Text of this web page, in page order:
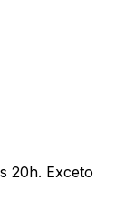
20h. Exceto